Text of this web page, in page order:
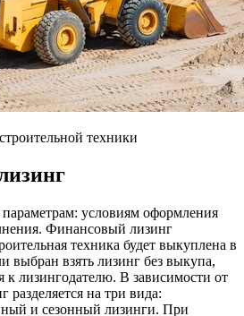
техники
условиям оформления
Финансовый лизинг
техника будет выкуплена в
выбран взять лизинг без выкупа,
к лизингодателю. В зависимости от
разделяется на три вида:
и сезонный лизинги. При